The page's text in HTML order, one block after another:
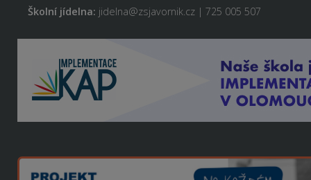
Školní jídelna: jidelna@zsjavornik.cz | 725 005 507